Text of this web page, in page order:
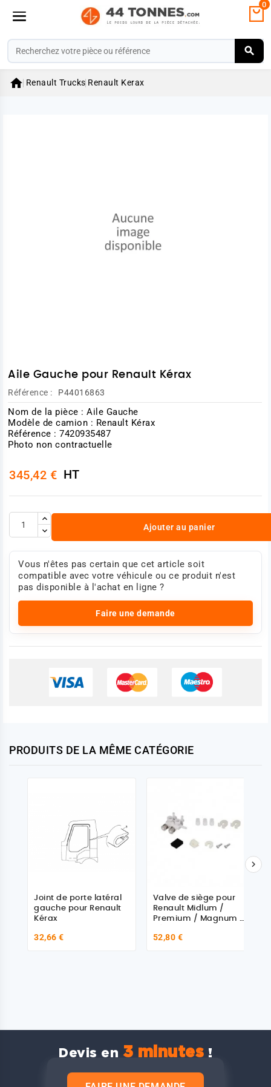
0
 Renault Trucks Renault Kerax
Aile Gauche pour Renault Kérax
Référence : P44016863
Nom de la pièce : Aile Gauche
Modèle de camion : Renault Kérax
Référence : 7420935487
Photo non contractuelle
345,42 € HT
Ajouter au panier
Vous n'êtes pas certain que cet article soit
compatible avec votre véhicule ou ce produit n'est
pas disponible à l'achat en ligne ?
Faire une demande
PRODUITS DE LA MÊME CATÉGORIE
Joint de porte latéral
gauche pour Renault
Kérax
32,66 €
Valve de siège pour
Renault Midlum /
Premium / Magnum /
52,80 €

Devis en 3 minutes !